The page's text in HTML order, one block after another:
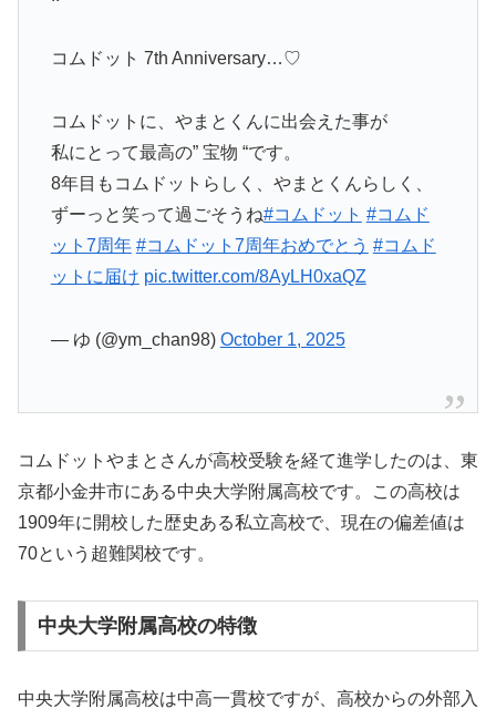
コムドット 7th Anniversary…♡
コムドットに、やまとくんに出会えた事が
私にとって最高の” 宝物 “です。
8年目もコムドットらしく、やまとくんらしく、
ずーっと笑って過ごそうね#コムドット #コムド
ット7周年 #コムドット7周年おめでとう #コムド
ットに届け pic.twitter.com/8AyLH0xaQZ
— ゆ (@ym_chan98) October 1, 2025
コムドットやまとさんが高校受験を経て進学したのは、東
京都小金井市にある中央大学附属高校です。この高校は
1909年に開校した歴史ある私立高校で、現在の偏差値は
70という超難関校です。
中央大学附属高校の特徴
中央大学附属高校は中高一貫校ですが、高校からの外部入